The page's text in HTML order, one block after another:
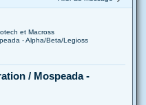
et Macross
- Alpha/Beta/Legioss
/ Mospeada -